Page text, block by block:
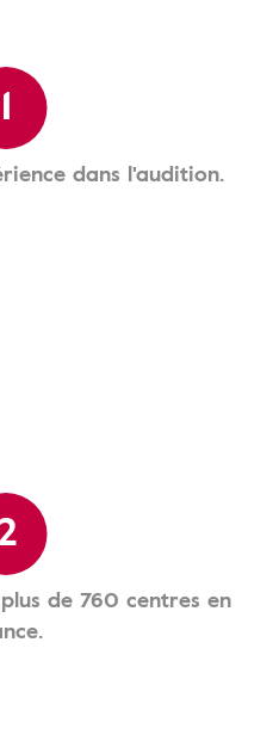
1
dans l'audition.
de 760 centres en